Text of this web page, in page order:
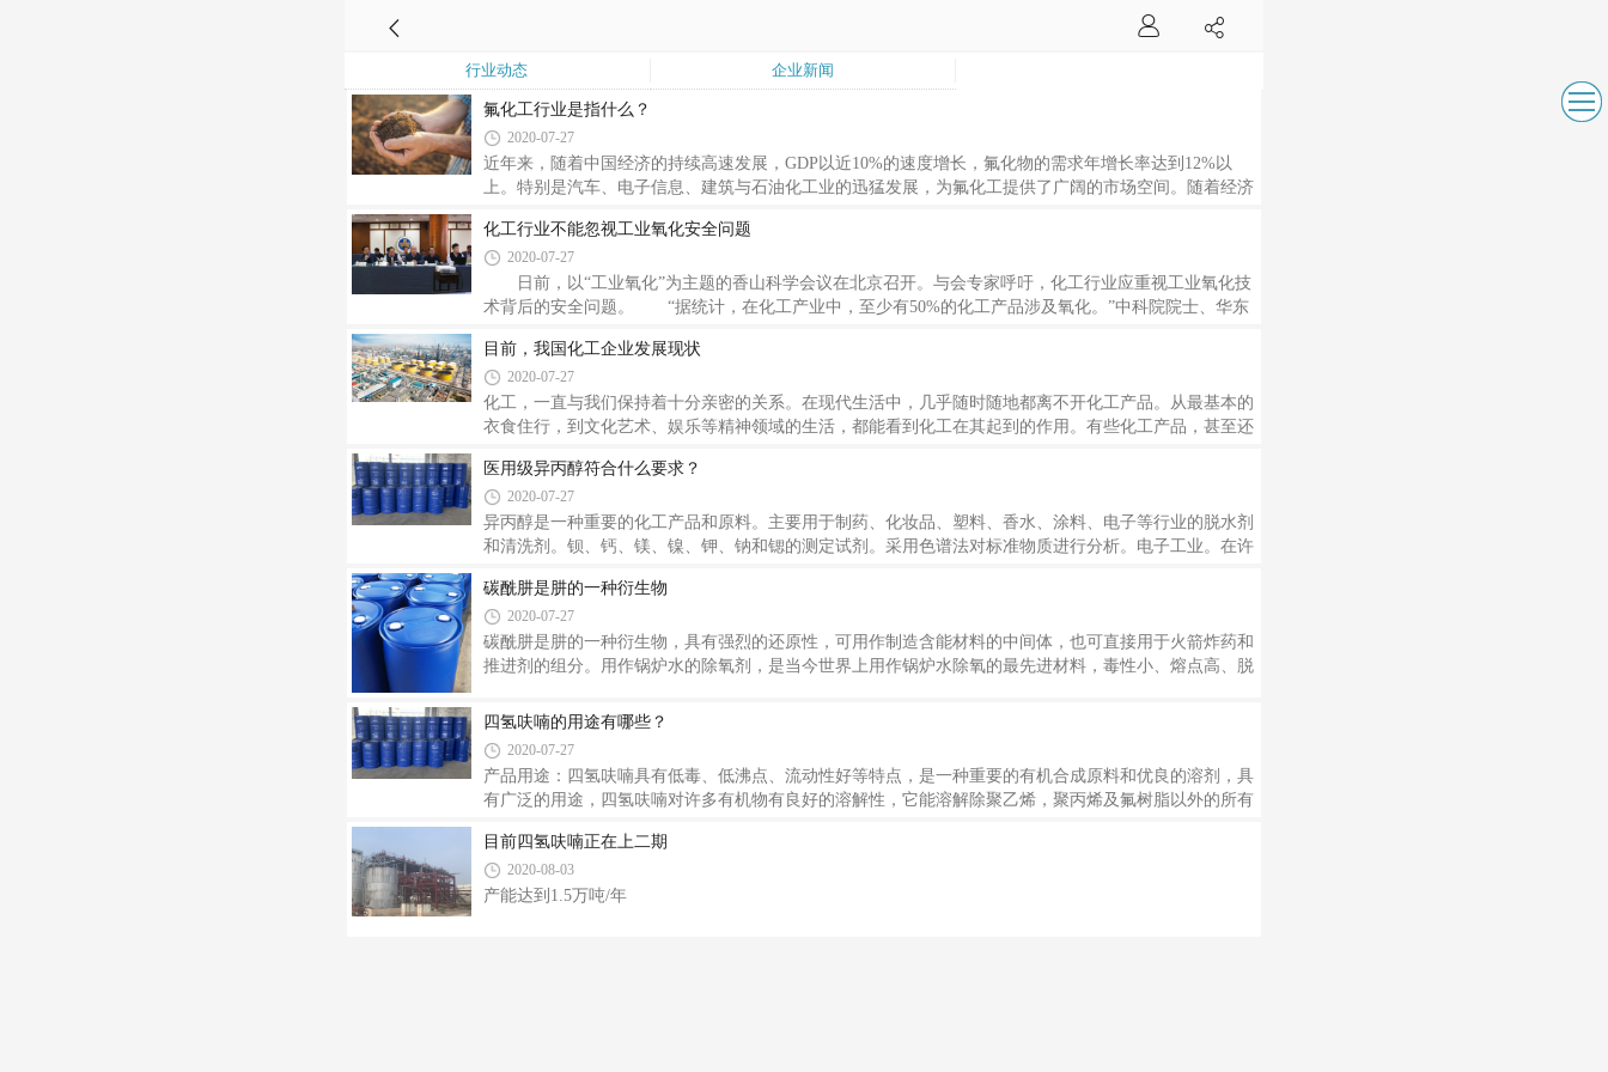
行业动态 企业新闻
氟化工行业是指什么？
2020-07-27
近年来，随着中国经济的持续高速发展，GDP以近10%的速度增长，氟化物的需求年增长率达到12%以
上。特别是汽车、电子信息、建筑与石油化工业的迅猛发展，为氟化工提供了广阔的市场空间。随着经济
主要的原料，是不可再生资源，随着中国氟化工行业的迅速发展，对原料的需求日益高涨，因此对储量
大、品位高、品质好、开采成本低的萤石矿必将实行重点保护性开采，大幅度削减萤石矿产的出口许可证
配额。 中国氟化工产业的生产技术日臻成熟，装置
化工行业不能忽视工业氧化安全问题
2020-07-27
日前，以“工业氧化”为主题的香山科学会议在北京召开。与会专家呼吁，化工行业应重视工业氧化技
术背后的安全问题。 “据统计，在化工产业中，至少有50%的化工产品涉及氧化。”中科院院士、华东
工原料和有机合成中间体的重要途径，在现代化学工业中占有极其重要的地位。例如，烃类的氧化反应已
被用于生产合成纤维、树脂和橡胶等的关键单体。所合成的高分子材料，在航空航天、电子电气、交通运
输、先进制造、医疗器械等多个领域有十分
目前，我国化工企业发展现状
2020-07-27
化工，一直与我们保持着十分亲密的关系。在现代生活中，几乎随时随地都离不开化工产品。从最基本的
衣食住行，到文化艺术、娱乐等精神领域的生活，都能看到化工在其起到的作用。有些化工产品，甚至还
人们的生活和生产得到不断的改善。 虽说，我们化工行业的总体发展形势呈现一种良好的状态，但
是，就目前而言，我国的化工企业主要存在了4大问题。 1.贸易环境的变化 在这个仅仅全球化的
世界，不管死发达国家，还是发展中国家，对于国
医用级异丙醇符合什么要求？
2020-07-27
异丙醇是一种重要的化工产品和原料。主要用于制药、化妆品、塑料、香水、涂料、电子等行业的脱水剂
和清洗剂。钡、钙、镁、镍、钾、钠和锶的测定试剂。采用色谱法对标准物质进行分析。电子工业。在许
求占异丙醇消费量的32%，其中14%的异丙醇用作防冰剂，13%用于涂料和树脂，9%用于药品，4%用于
食品，3%用于油墨和粘合剂。异丙醇也被用作油和胶体的溶剂，以及鱼粉饲料浓缩物的制造。低质量异
丙醇用于汽车燃料。作为丙酮生产原料的异丙醇的消耗
碳酰肼是肼的一种衍生物
2020-07-27
碳酰肼是肼的一种衍生物，具有强烈的还原性，可用作制造含能材料的中间体，也可直接用于火箭炸药和
推进剂的组分。用作锅炉水的除氧剂，是当今世界上用作锅炉水除氧的最先进材料，毒性小、熔点高、脱
的交联剂。作为化工原料和化工中间体，。广泛用于生产药品、除草剂、植物生长调节剂、染料等 ⑴碳
剂的组分。 ⑵炼油厂设备的防腐剂，可用作锅
四氢呋喃的用途有哪些？
2020-07-27
产品用途：四氢呋喃具有低毒、低沸点、流动性好等特点，是一种重要的有机合成原料和优良的溶剂，具
有广泛的用途，四氢呋喃对许多有机物有良好的溶解性，它能溶解除聚乙烯，聚丙烯及氟树脂以外的所有
有“万能溶剂”之称。作为常用溶剂，四氢呋喃已普遍用于表面涂料，保护性涂料，油墨，萃取剂和人造革
的表面处理，四氢呋喃是生产聚四亚甲基醚二醇（PTMEG）重要原料，也是制药行业的主要溶剂。产品
包装：180kg铁桶包装。贮运条件：四氢呋喃应贮
目前四氢呋喃正在上二期
2020-08-03
产能达到1.5万吨/年